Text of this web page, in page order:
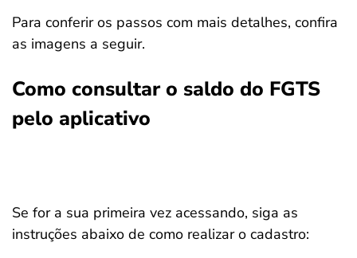
Para conferir os passos com mais detalhes, confira
as imagens a seguir.
Como consultar o saldo do FGTS
pelo aplicativo
Se for a sua primeira vez acessando, siga as
instruções abaixo de como realizar o cadastro: